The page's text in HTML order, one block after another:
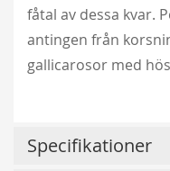
fåtal av dessa kvar.
antingen från
gallicarosor med
Specifikationer